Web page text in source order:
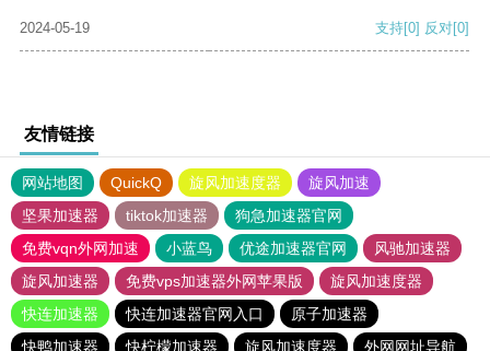
2024-05-19 支持[0] 反对[0]
友情链接
网站地图 QuickQ 旋风加速度器
旋风加速
坚果加速器
tiktok加速器
狗急加速器官网
免费vqn外网加速
小蓝鸟 优途加速器官网
风驰加速器
旋风加速器
免费vps加速器外网苹果版
旋风加速度器
快连加速器
快连加速器官网入口
原子加速器
快鸭加速器
快柠檬加速器 旋风加速度器 外网网址导航